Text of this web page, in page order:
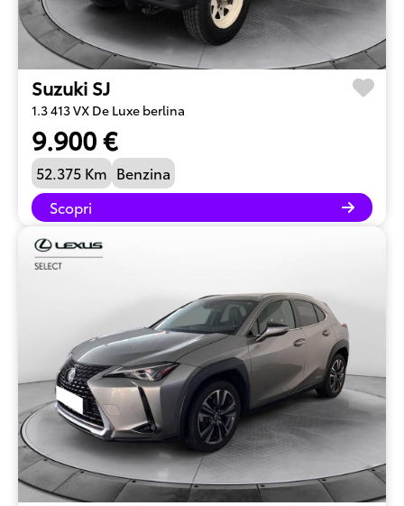
Suzuki SJ
1.3 413 VX De Luxe berlina
9.900 €
52.375 Km Benzina
Scopri